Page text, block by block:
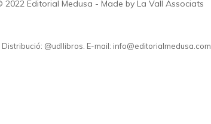
2022 Editorial Medusa - Made by La Vall Associats
@udllibros. E-mail: info@editorialmedusa.com.